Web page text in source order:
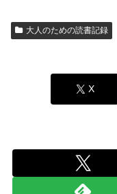
大人のための読書記録
X